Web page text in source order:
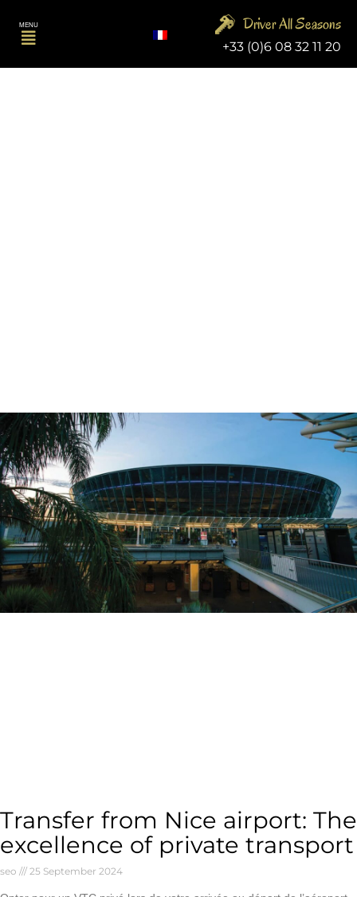
contenu
Menu
MENU Driver All Seasons
+33 (0)6 08 32 11 20
Transfer from Nice airport: The
excellence of private transport
seo 25 September 2024